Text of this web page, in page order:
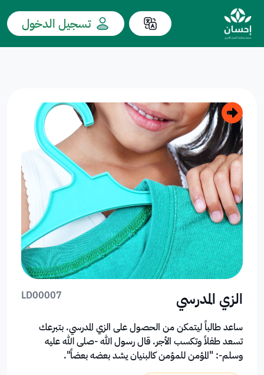
تسجيل الدخول
الزي المدرسي LD00007
ساعد طالباً ليتمكن من الحصول على الزي المدرسي. بتبرعك
تسعد طفلاً وتكسب الأجر. قال رسول الله -صلى الله عليه
وسلم-: "المؤمن للمؤمن كالبنيان يشد بعضه بعضاً".